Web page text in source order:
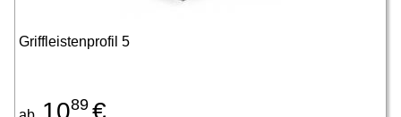
Griffleistenprofil 5
1089 €